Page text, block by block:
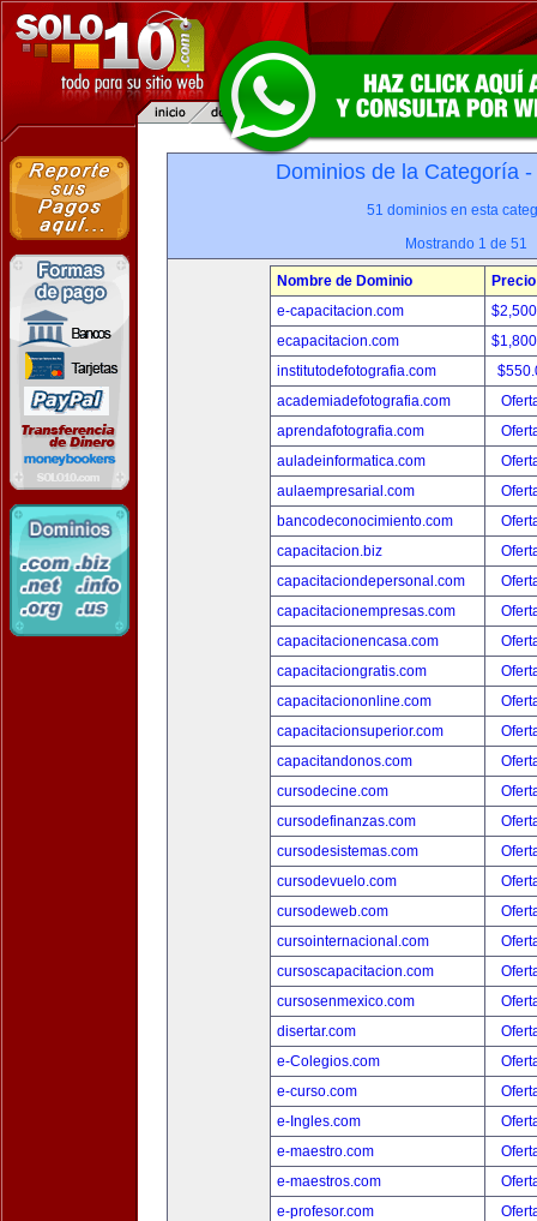
Dominios de la Categoría -
51 dominios en esta
Mostrando 1 de 51
Nombre de Dominio
Precio
e-capacitacion.com
ecapacitacion.com
institutodefotografia.com
academiadefotografia.com
aprendafotografia.com
auladeinformatica.com
aulaempresarial.com
bancodeconocimiento.com
capacitacion.biz
capacitaciondepersonal.com
capacitacionempresas.com
capacitacionencasa.com
capacitaciongratis.com
capacitaciononline.com
capacitacionsuperior.com
capacitandonos.com
cursodecine.com
cursodefinanzas.com
cursodesistemas.com
cursodevuelo.com
cursodeweb.com
cursointernacional.com
cursoscapacitacion.com
cursosenmexico.com
disertar.com
e-Colegios.com
e-curso.com
e-Ingles.com
e-maestro.com
e-maestros.com
e-profesor.com